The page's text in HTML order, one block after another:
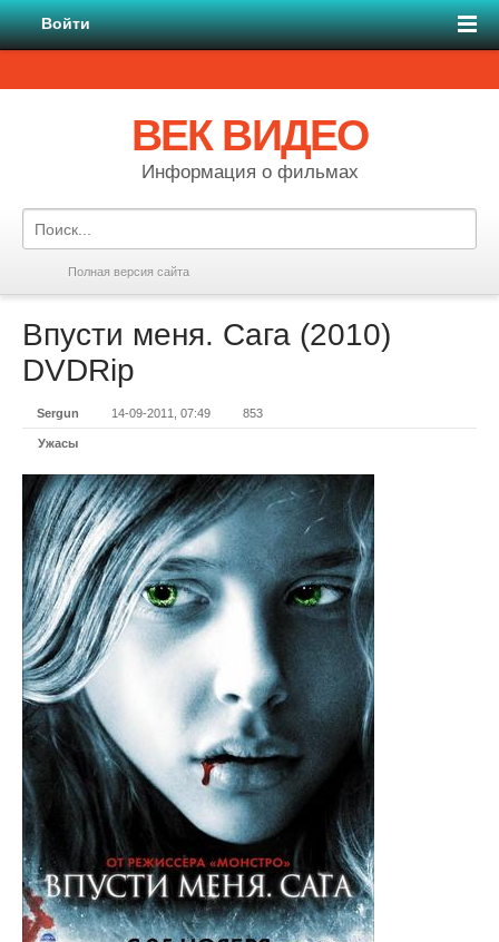
Войти
ВЕК ВИДЕО
Информация о фильмах
Полная версия сайта
Впусти меня. Сага (2010)
DVDRір
Sergun 14-09-2011, 07:49 853
Ужасы